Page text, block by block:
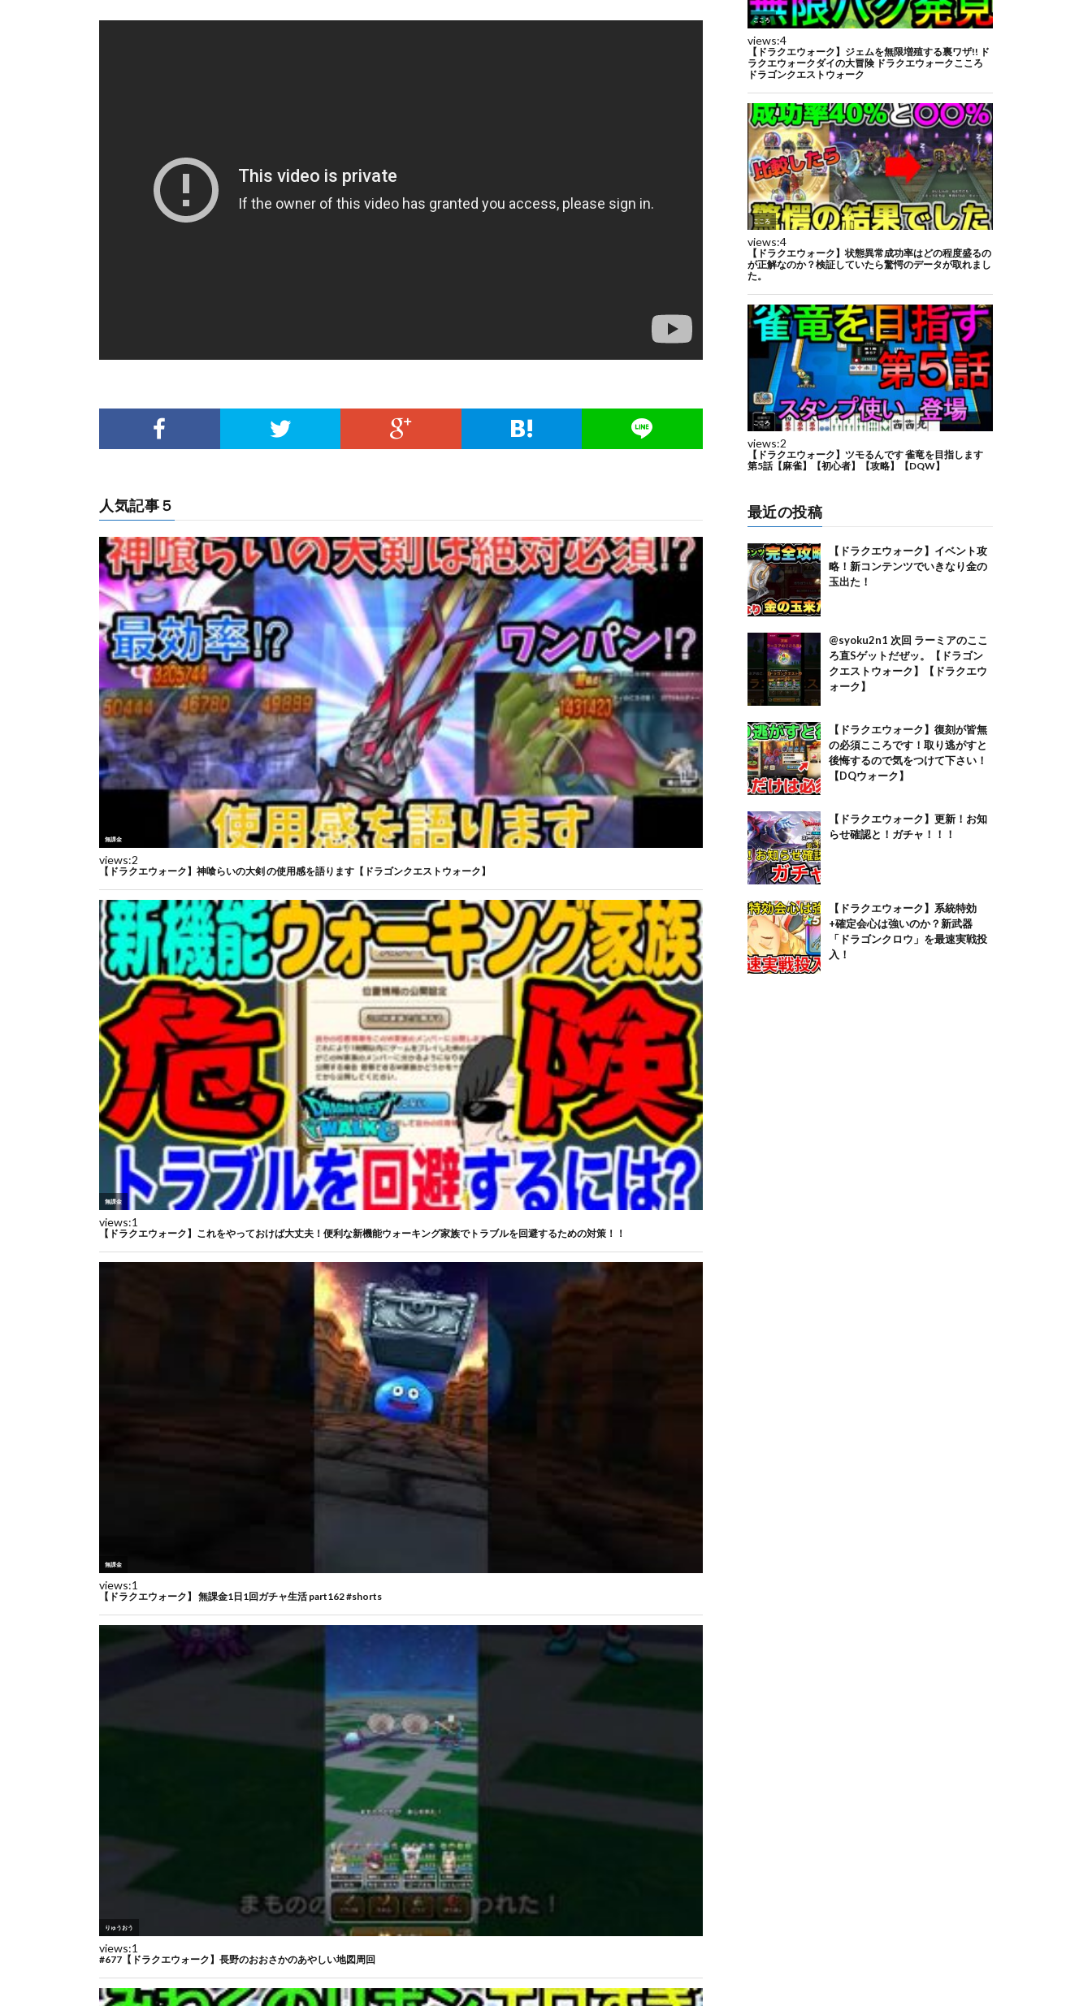
人気記事５ 最近の投稿
【ドラクエウォーク】イベント攻
略！新コンテンツでいきなり金の
玉出た！
@syoku2n1 次回 ラーミアのここ
ろ直Sゲットだぜッ。【ドラゴン
クエストウォーク】【ドラクエウ
ォーク】
【ドラクエウォーク】復刻が皆無
の必須こころです！取り逃がすと
後悔するので気をつけて下さい！
【DQウォーク】
【ドラクエウォーク】更新！お知
らせ確認と！ガチャ！！！
【ドラクエウォーク】系統特効
+確定会心は強いのか？新武器
「ドラゴンクロウ」を最速実戦投
入！